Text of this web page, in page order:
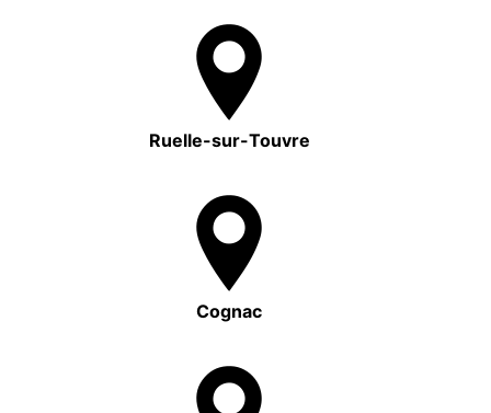
Ruelle-sur-Touvre
Cognac